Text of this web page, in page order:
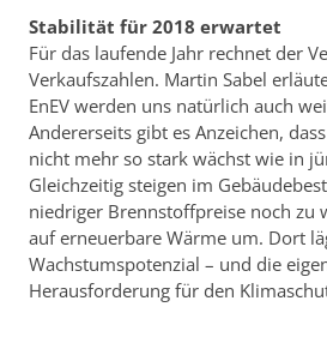
Stabilität für 2018 erwartet
Für das laufende Jahr rechnet der
Verkaufszahlen. Martin Sabel
EnEV werden uns natürlich auch
Andererseits gibt es Anzeichen,
nicht mehr so stark wächst wie in
Gleichzeitig steigen im
niedriger Brennstoffpreise noch zu
auf erneuerbare Wärme um. Dort
Wachstumspotenzial – und die
Herausforderung für den